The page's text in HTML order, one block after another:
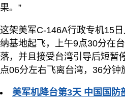
果。”
这架美军C-146A行政专机15
纳基地起飞，上午9点30分在
落，并且接受台湾引导后短暂
点06分左右飞离台湾，36分钟
美军机降台第3天 中国国防